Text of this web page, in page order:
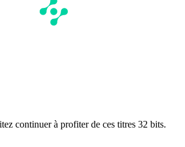
continuer à profiter de ces titres 32 bits.